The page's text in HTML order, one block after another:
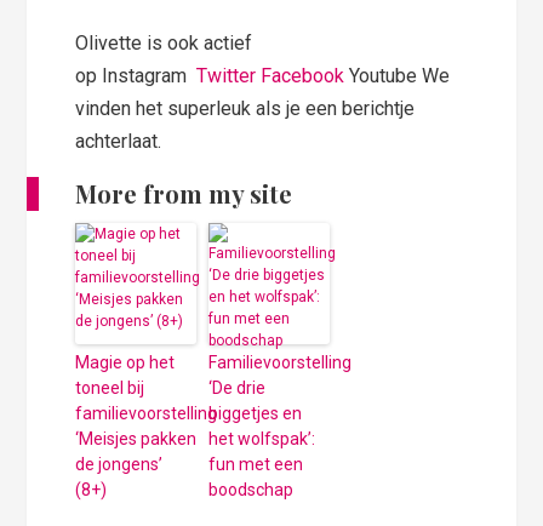
Olivette is ook actief
op InstagramTwitter Facebook Youtube We
vinden het superleuk als je een berichtje
achterlaat.
More from my site
Magie op het
toneel bij
familievoorstelling
‘Meisjes pakken
de jongens’
(8+)
Familievoorstelling
‘De drie
biggetjes en
het wolfspak’:
fun met een
boodschap